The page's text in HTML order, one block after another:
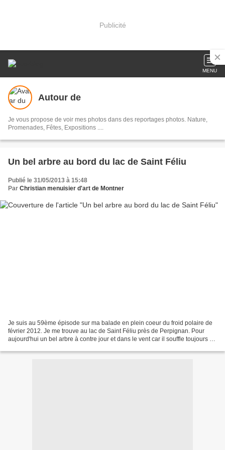
Publicité
MENU
Autour de
Je vous propose de voir mes photos dans des reportages photos. Nature,
Promenades, Fêtes, Expositions ....
Un bel arbre au bord du lac de Saint Féliu
Publié le 31/05/2013 à 15:48
Par Christian menuisier d'art de Montner
Je suis au 59ème épisode sur ma balade en plein coeur du froid polaire de
février 2012. Je me trouve au lac de Saint Féliu près de Perpignan. Pour
aujourd'hui un bel arbre à contre jour et dans le vent car il souffle toujours en